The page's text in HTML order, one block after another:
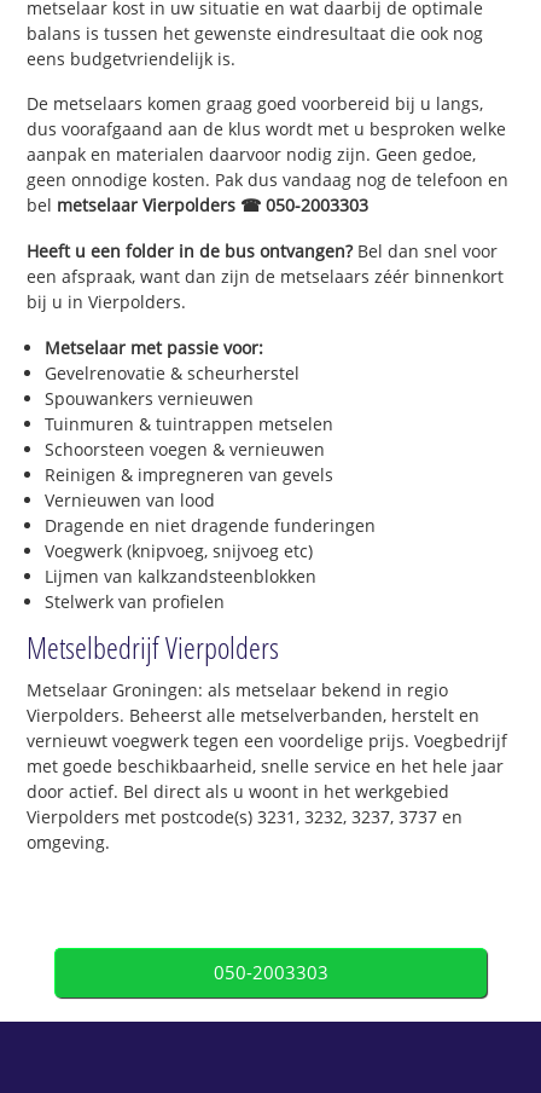
metselaar kost in uw situatie en wat daarbij de optimale
balans is tussen het gewenste eindresultaat die ook nog
eens budgetvriendelijk is.
De metselaars komen graag goed voorbereid bij u langs,
dus voorafgaand aan de klus wordt met u besproken welke
aanpak en materialen daarvoor nodig zijn. Geen gedoe,
geen onnodige kosten. Pak dus vandaag nog de telefoon en
bel metselaar Vierpolders ☎ 050-2003303
Heeft u een folder in de bus ontvangen?Bel dan snel voor
een afspraak, want dan zijn de metselaars zéér binnenkort
bij u in Vierpolders.
Metselaar met passie voor:
Gevelrenovatie & scheurherstel
Spouwankers vernieuwen
Tuinmuren & tuintrappen metselen
Schoorsteen voegen & vernieuwen
Reinigen & impregneren van gevels
Vernieuwen van lood
Dragende en niet dragende funderingen
Voegwerk (knipvoeg, snijvoeg etc)
Lijmen van kalkzandsteenblokken
Stelwerk van profielen
Metselbedrijf Vierpolders
Metselaar Groningen: als metselaar bekend in regio
Vierpolders. Beheerst alle metselverbanden, herstelt en
vernieuwt voegwerk tegen een voordelige prijs. Voegbedrijf
met goede beschikbaarheid, snelle service en het hele jaar
door actief. Bel direct als u woont in het werkgebied
Vierpolders met postcode(s) 3231, 3232, 3237, 3737 en
omgeving.
050-2003303